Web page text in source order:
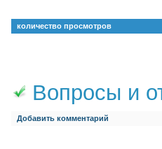
количество просмотров
Вопросы и
Добавить комментарий